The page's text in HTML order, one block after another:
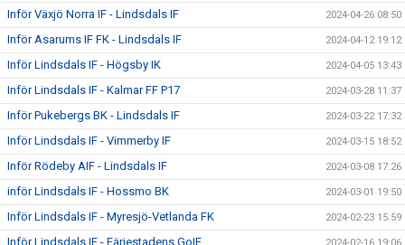
Inför Växjö Norra IF - Lindsdals IF 2024-04-26 08:50
Inför Asarums IF FK - Lindsdals IF 2024-04-12 19:12
Inför Lindsdals IF - Högsby IK 2024-04-05 13:43
Inför Lindsdals IF - Kalmar FF P17 2024-03-28 11:37
Inför Pukebergs BK - Lindsdals IF 2024-03-22 17:32
Inför Lindsdals IF - Vimmerby IF 2024-03-15 18:52
Inför Rödeby AIF - Lindsdals IF 2024-03-08 17:26
inför Lindsdals IF - Hossmo BK 2024-03-01 19:50
Inför Lindsdals IF - Myresjö-Vetlanda FK 2024-02-23 15:59
Inför Lindsdals IF - Färjestadens GoIF